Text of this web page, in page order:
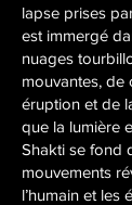
lapse prises
est immergé
nuages
mouvantes, de
éruption et de
que la lumière
Shakti se fond
mouvements
l’humain et les